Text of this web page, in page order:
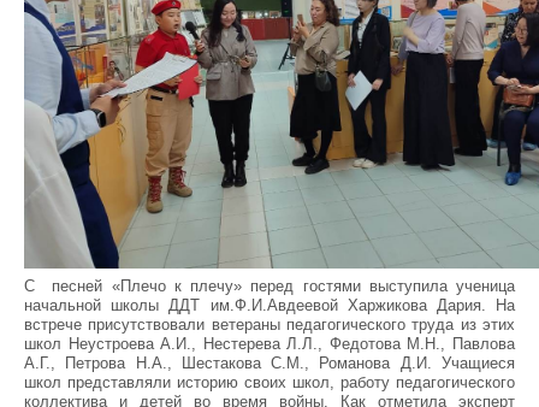
С песней «Плечо к плечу» перед гостями выступила ученица
начальной школы ДДТ им.Ф.И.Авдеевой Харжикова Дария. На
встрече присутствовали ветераны педагогического труда из этих
школ Неустроева А.И., Нестерева Л.Л., Федотова М.Н., Павлова
А.Г., Петрова Н.А., Шестакова С.М., Романова Д.И. Учащиеся
школ представляли историю своих школ, работу педагогического
коллектива и детей во время войны. Как отметила эксперт